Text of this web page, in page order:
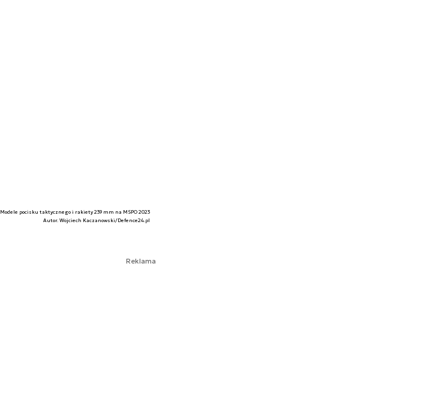
Modele pocisku taktycznego i rakiety 239 mm na MSPO 2023
Autor. Wojciech Kaczanowski/Defence24.pl
Reklama